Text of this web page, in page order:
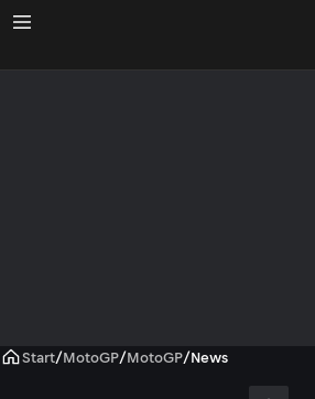
Start/MotoGP/MotoGP/News